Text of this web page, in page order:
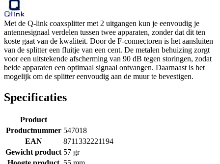
Met de Q-link coaxsplitter met 2 uitgangen kun je eenvoudig je
antennesignaal verdelen tussen twee apparaten, zonder dat dit ten
koste gaat van de kwaliteit. Door de F-connectoren is het aansluiten
van de splitter een fluitje van een cent. De metalen behuizing zorgt
voor een uitstekende afscherming van 90 dB tegen storingen, zodat
beide apparaten een optimaal signaal ontvangen. Daarnaast is het
mogelijk om de splitter eenvoudig aan de muur te bevestigen.
Specificaties
Product
Productnummer 547018
EAN
8711332221194
Gewicht product 57 gr